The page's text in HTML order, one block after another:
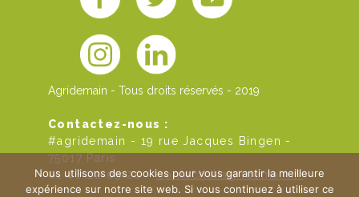
Agridemain - Tous droits réservés - 2019
Contactez-nous :
#agridemain - 19 rue Jacques Bingen -
75017 Paris
01 46 22 09 20 -contact[at]agridemain.fr
Nous utilisons des cookies pour vous garantir la meilleure
expérience sur notre site web. Si vous continuez à utiliser ce